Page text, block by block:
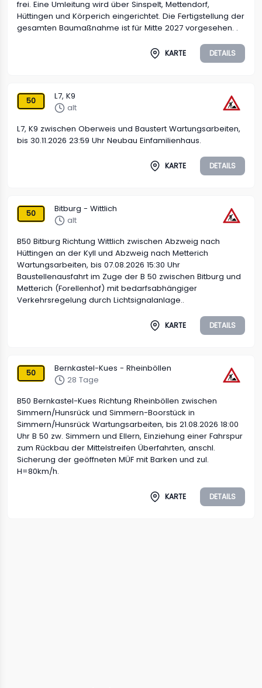
frei. Eine Umleitung wird über Sinspelt, Mettendorf,
Hüttingen und Körperich eingerichtet. Die Fertigstellung der
gesamten Baumaßnahme ist für Mitte 2027 vorgesehen. .
KARTE DETAILS
50
L7, K9
alt
L7, K9 zwischen Oberweis und Baustert Wartungsarbeiten,
bis 30.11.2026 23:59 Uhr Neubau Einfamilienhaus.
KARTE DETAILS
50
Bitburg - Wittlich
alt
B50 Bitburg Richtung Wittlich zwischen Abzweig nach
Hüttingen an der Kyll und Abzweig nach Metterich
Wartungsarbeiten, bis 07.08.2026 15:30 Uhr
Baustellenausfahrt im Zuge der B 50 zwischen Bitburg und
Metterich (Forellenhof) mit bedarfsabhängiger
Verkehrsregelung durch Lichtsignalanlage..
KARTE DETAILS
50
Bernkastel-Kues - Rheinböllen
28 Tage
B50 Bernkastel-Kues Richtung Rheinböllen zwischen
Simmern/Hunsrück und Simmern-Boorstück in
Simmern/Hunsrück Wartungsarbeiten, bis 21.08.2026 18:00
Uhr B 50 zw. Simmern und Ellern, Einziehung einer Fahrspur
zum Rückbau der Mittelstreifen Überfahrten, anschl.
Sicherung der geöffneten MÜF mit Barken und zul.
H=80km/h.
KARTE DETAILS